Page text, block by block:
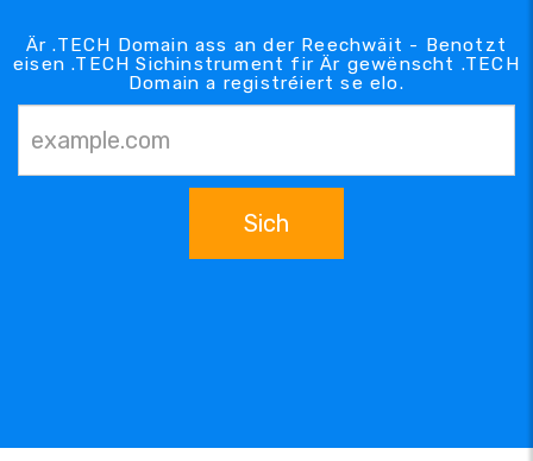
Är .TECH Domain ass an der Reechwäit - Benotzt
eisen .TECH Sichinstrument fir Är gewënscht .TECH
Domain a registréiert se elo.
Sich